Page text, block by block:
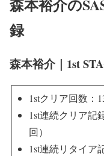
森本裕介の
録
森本裕介｜1st
1stクリア回数：
1st連続クリア記
回）
1st連続リタイア